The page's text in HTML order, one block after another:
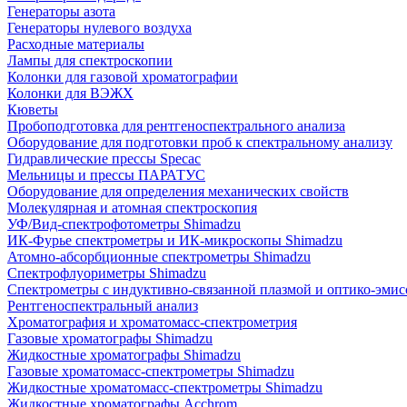
Генераторы азота
Генераторы нулевого воздуха
Расходные материалы
Лампы для спектроскопии
Колонки для газовой хроматографии
Колонки для ВЭЖХ
Кюветы
Пробоподготовка для рентгеноспектрального анализа
Оборудование для подготовки проб к спектральному анализу
Гидравлические прессы Specac
Мельницы и прессы ПАРАТУС
Оборудование для определения механических свойств
Молекулярная и атомная спектроскопия
УФ/Вид-спектрофотометры Shimadzu
ИК-Фурье спектрометры и ИК-микроскопы Shimadzu
Атомно-абсорбционные спектрометры Shimadzu
Спектрофлуориметры Shimadzu
Спектрометры с индуктивно-связанной плазмой и оптико-
Рентгеноспектральный анализ
Хроматография и хроматомасс-спектрометрия
Газовые хроматографы Shimadzu
Жидкостные хроматографы Shimadzu
Газовые хроматомасс-спектрометры Shimadzu
Жидкостные хроматомасс-спектрометры Shimadzu
Жидкостные хроматографы Acchrom